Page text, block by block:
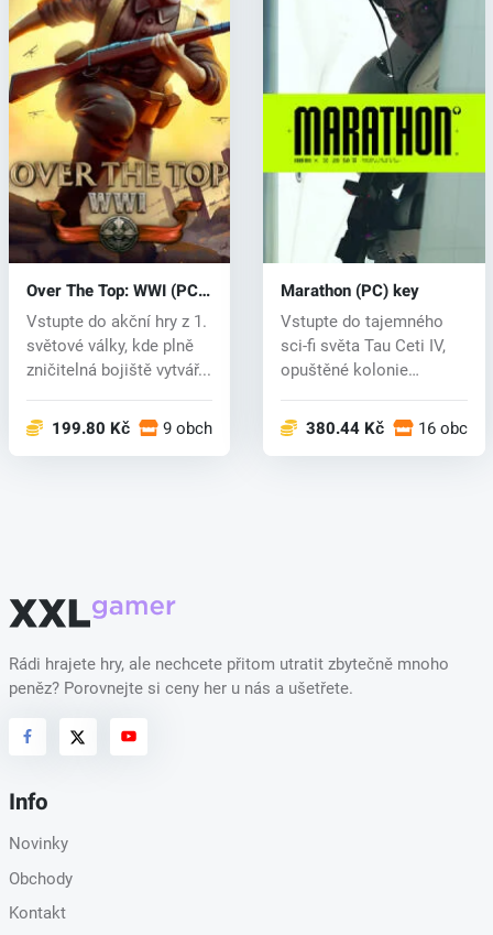
Over The Top: WWI (PC)
key
Vstupte do akční hry z 1.
světové války, kde plně
zničitelná bojiště vytvář...
199.80 Kč 9 obchodech
Marathon (PC) key
Vstupte do tajemného
sci-fi světa Tau Ceti IV,
opuštěné kolonie
380.44 Kč 16
Rádi hrajete hry, ale nechcete přitom utratit zbytečně mnoho
peněz? Porovnejte si ceny her u nás a ušetřete.
Info
Novinky
Obchody
Kontakt